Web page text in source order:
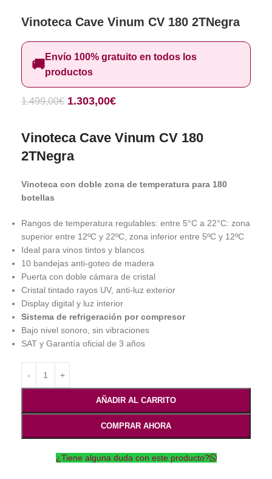
Vinoteca Cave Vinum CV 180 2TNegra
🚚Envío 100% gratuito en todos los
productos
1.499,00€ 1.303,00€
Vinoteca Cave Vinum CV 180
2TNegra
Vinoteca con doble zona de temperatura para 180
botellas
Rangos de temperatura regulables: entre 5°C a 22°C: zona
superior entre 12ºC y 22ºC, zona inferior entre 5ºC y 12ºC
Ideal para vinos tintos y blancos
10 bandejas anti-goteo de madera
Puerta con doble cámara de cristal
Cristal tintado rayos UV, anti-luz exterior
Display digital y luz interior
Sistema de refrigeración por compresor
Bajo nivel sonoro, sin vibraciones
SAT y Garantía oficial de 3 años
AÑADIR AL CARRITO
COMPRAR AHORA
¿Tiene alguna duda con este producto?